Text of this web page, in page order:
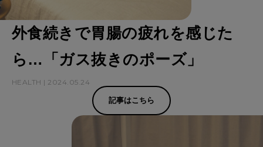
外食続きで胃腸の疲れを感じた
ら…「ガス抜きのポーズ」
HEALTH | 2024.05.24
記事はこちら